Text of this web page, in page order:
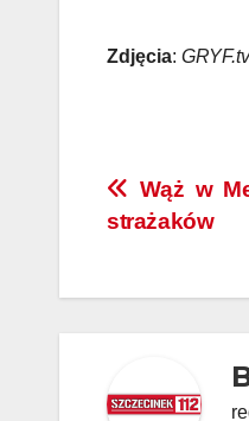
Zdjęcia: GRYF.tv
Wąż w
strażaków